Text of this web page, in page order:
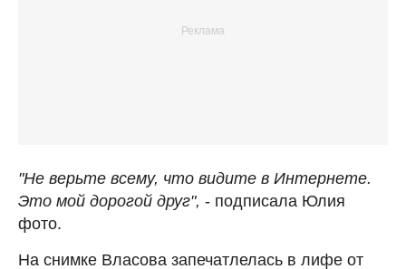
"‎Не верьте всему, что видите в Интернете.
Это мой дорогой друг", - подписала Юлия
фото.
На снимке Власова запечатлелась в лифе от